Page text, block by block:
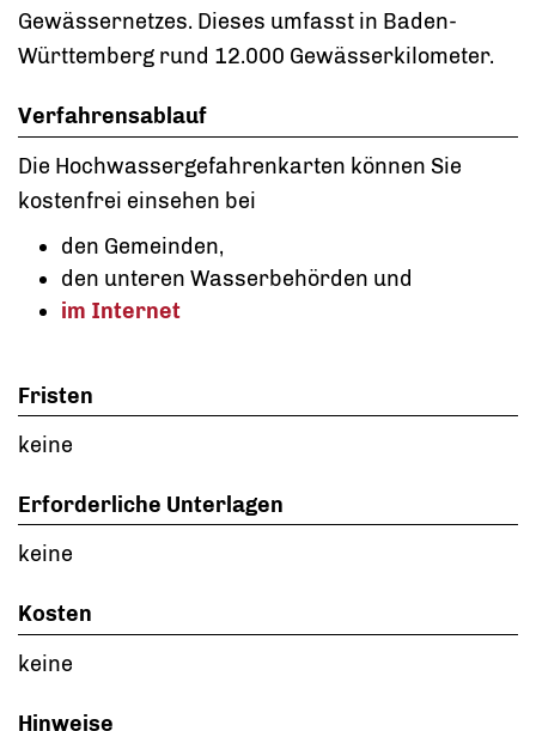
Gewässernetzes. Dieses umfasst in Baden-
Württemberg rund 12.000 Gewässerkilometer.
Verfahrensablauf
Die Hochwassergefahrenkarten können Sie
kostenfrei einsehen bei
den Gemeinden,
den unteren Wasserbehörden und
im Internet
Fristen
keine
Erforderliche Unterlagen
keine
Kosten
keine
Hinweise